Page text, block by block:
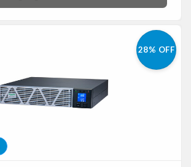
28% OFF